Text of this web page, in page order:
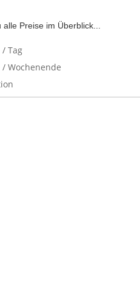
Preise im Überblick...
/ Tag
Wochenende